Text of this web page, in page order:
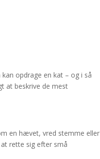
opdrage en kat – og i så
at beskrive de mest
en hævet, vred stemme eller
rette sig efter små